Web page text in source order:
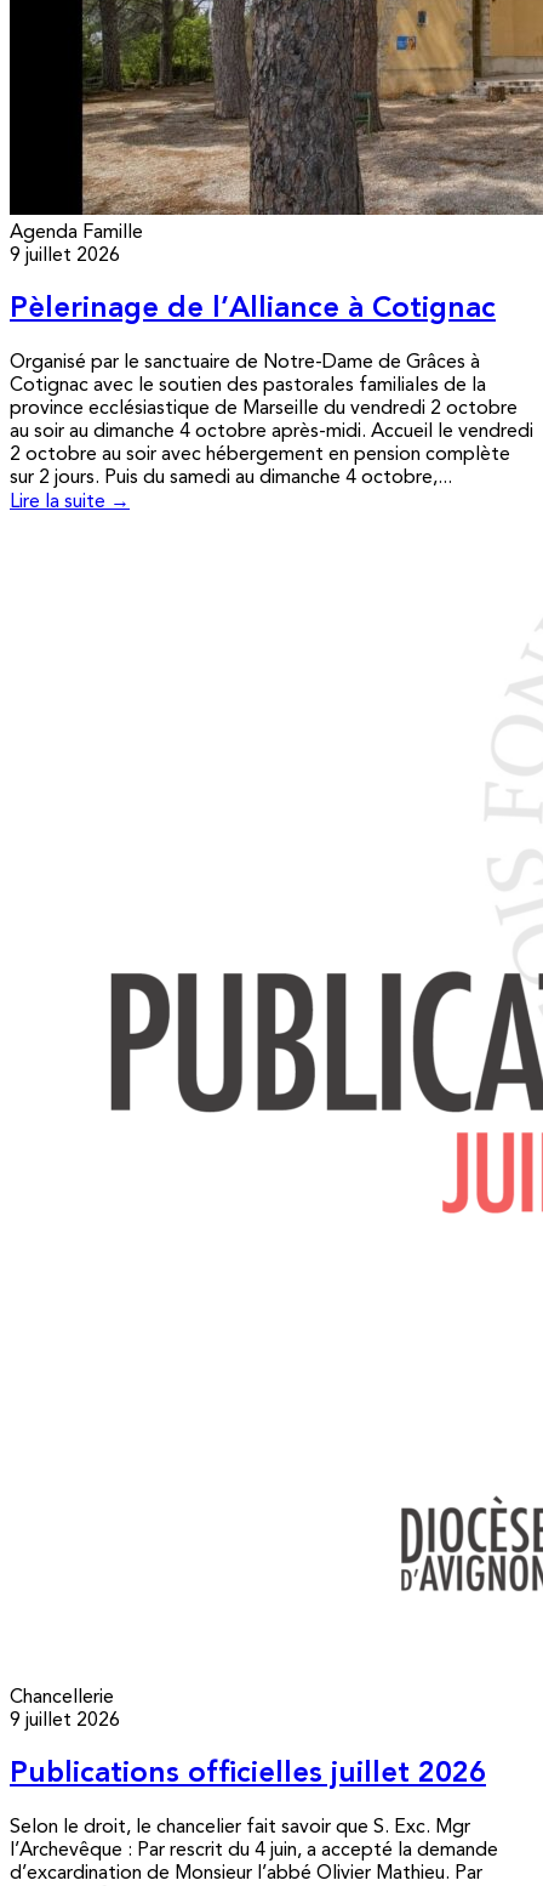
Agenda Famille
9 juillet 2026
Pèlerinage de l’Alliance à Cotignac
Organisé par le sanctuaire de Notre-Dame de Grâces à
Cotignac avec le soutien des pastorales familiales de la
province ecclésiastique de Marseille du vendredi 2 octobre
au soir au dimanche 4 octobre après-midi. Accueil le vendredi
2 octobre au soir avec hébergement en pension complète
sur 2 jours. Puis du samedi au dimanche 4 octobre,...
Lire la suite →
Chancellerie
9 juillet 2026
Publications officielles juillet 2026
Selon le droit, le chancelier fait savoir que S. Exc. Mgr
l’Archevêque : Par rescrit du 4 juin, a accepté la demande
d’excardination de Monsieur l’abbé Olivier Mathieu. Par